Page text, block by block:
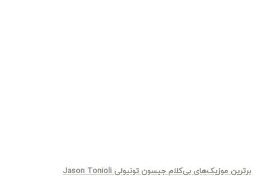
برترین موزیک‌های بی‌کلام جیسون تونیولی Jason Tonioli